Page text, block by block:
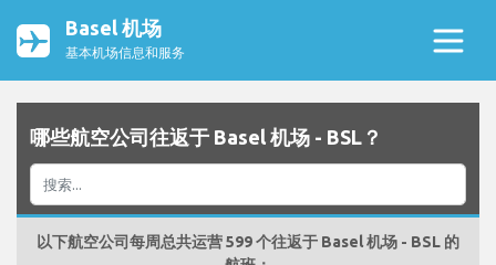
Basel 机场
基本机场信息和服务
哪些航空公司往返于 Basel 机场 - BSL？
以下航空公司每周总共运营 599 个往返于 Basel 机场 - BSL 的